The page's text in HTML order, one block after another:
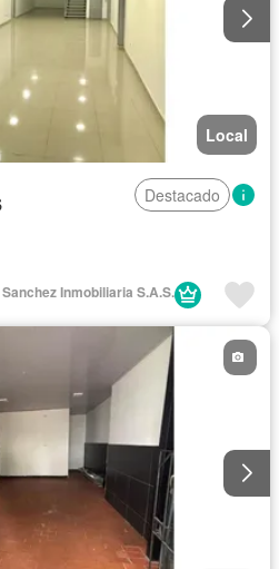
Local
Destacado
Inmobiliaria S.A.S.